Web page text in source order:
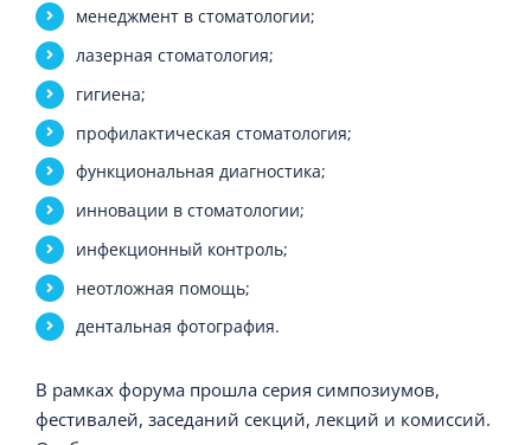
менеджмент в стоматологии;
лазерная стоматология;
гигиена;
профилактическая стоматология;
функциональная диагностика;
инновации в стоматологии;
инфекционный контроль;
неотложная помощь;
дентальная фотография.
В рамках форума прошла серия симпозиумов,
фестивалей, заседаний секций, лекций и комиссий.